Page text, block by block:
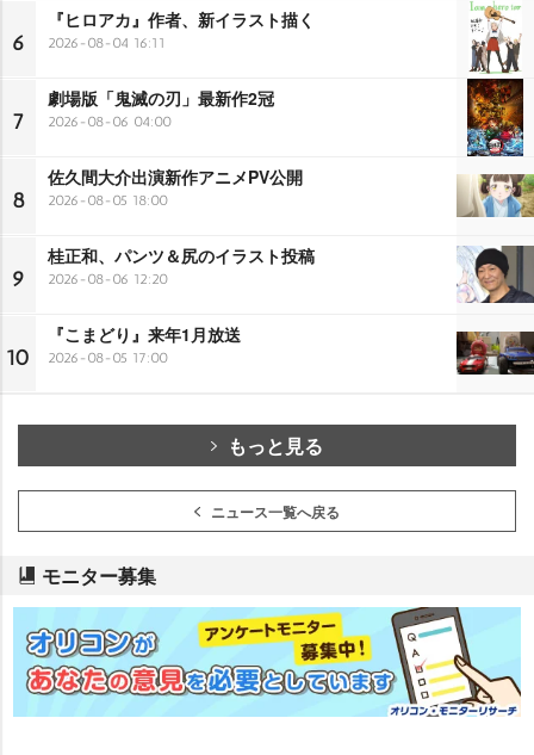
6
『ヒロアカ』作者、新イラスト描く
2026-08-04 16:11
7
劇場版「鬼滅の刃」最新作2冠
2026-08-06 04:00
8
佐久間大介出演新作アニメPV公開
2026-08-05 18:00
9
桂正和、パンツ＆尻のイラスト投稿
2026-08-06 12:20
10
『こまどり』来年1月放送
2026-08-05 17:00
もっと見る
ニュース一覧へ戻る
モニター募集